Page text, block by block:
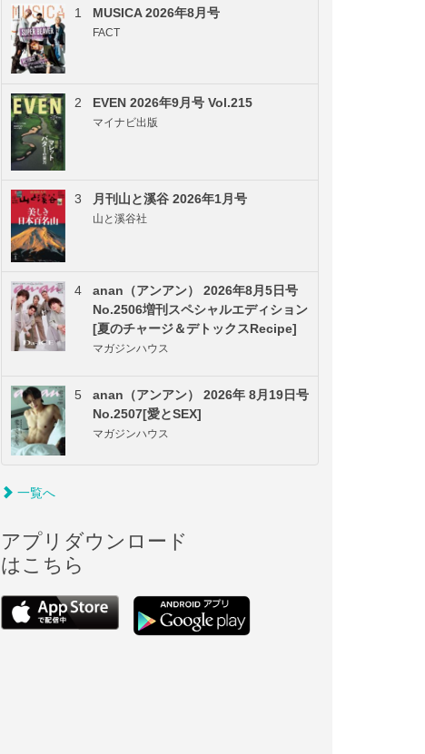
1 MUSICA 2026年8月号
FACT
2 EVEN 2026年9月号 Vol.215
マイナビ出版
3 月刊山と溪谷 2026年1月号
山と溪谷社
4
anan（アンアン） 2026年8月5日号
No.2506増刊スペシャルエディション
[夏のチャージ＆デトックスRecipe]
マガジンハウス
5
anan（アンアン） 2026年 8月19日号
No.2507[愛とSEX]
マガジンハウス
一覧へ
アプリダウンロード
はこちら